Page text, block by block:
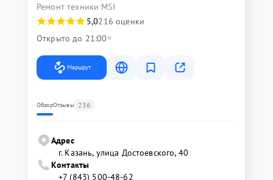
Ремонт техники MSI
5,0216 оценки
Открыто до 21:00
Маршрут
ОбзорОтзывы 236
Адрес
г. Казань, улица Достоевского, 40
Контакты
+7 (843) 500-48-62